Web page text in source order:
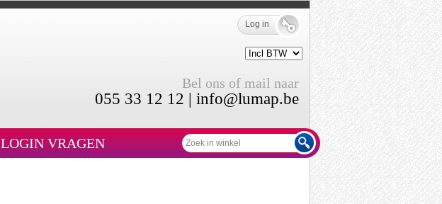
Log in
Bel ons of mail naar
055 33 12 12 | info@lumap.be
LOGIN VRAGEN